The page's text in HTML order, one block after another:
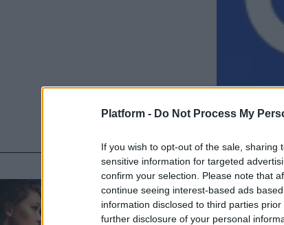
Platform - Do Not Process My
If you wish to opt-out of the sale,
sensitive information for targeted
confirm your selection. Please note that
continue seeing interest-based ads
information disclosed to third parties
further disclosure of your personal